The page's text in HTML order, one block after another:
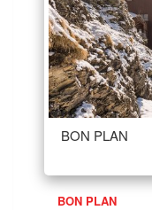
BON PLAN
BON PLAN